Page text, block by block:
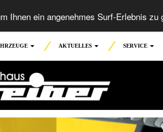
Ihnen ein angenehmes Surf-Erlebnis zu
AKTUELLES SERVICE